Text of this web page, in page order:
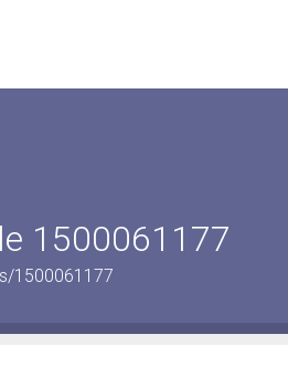
1500061177
1500061177